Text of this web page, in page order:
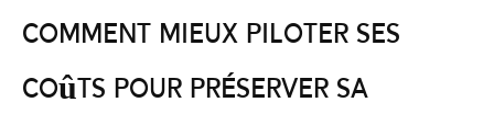
comment mieux piloter ses
coûts pour préserver sa